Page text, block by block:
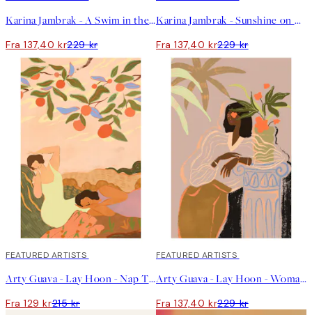
Karina Jambrak - A Swim in the Ocean Plakat
Fra 137,40 kr229 kr
Karina Jambrak - Sunshine on My Face Plakat
Fra 137,40 kr229 kr
40%*
FEATURED ARTISTS
Arty Guava - Lay Hoon - Nap Time Plakat
Fra 129 kr215 kr
40%*
FEATURED ARTISTS
Arty Guava - Lay Hoon - Woman Waiting Plakat
Fra 137,40 kr229 kr